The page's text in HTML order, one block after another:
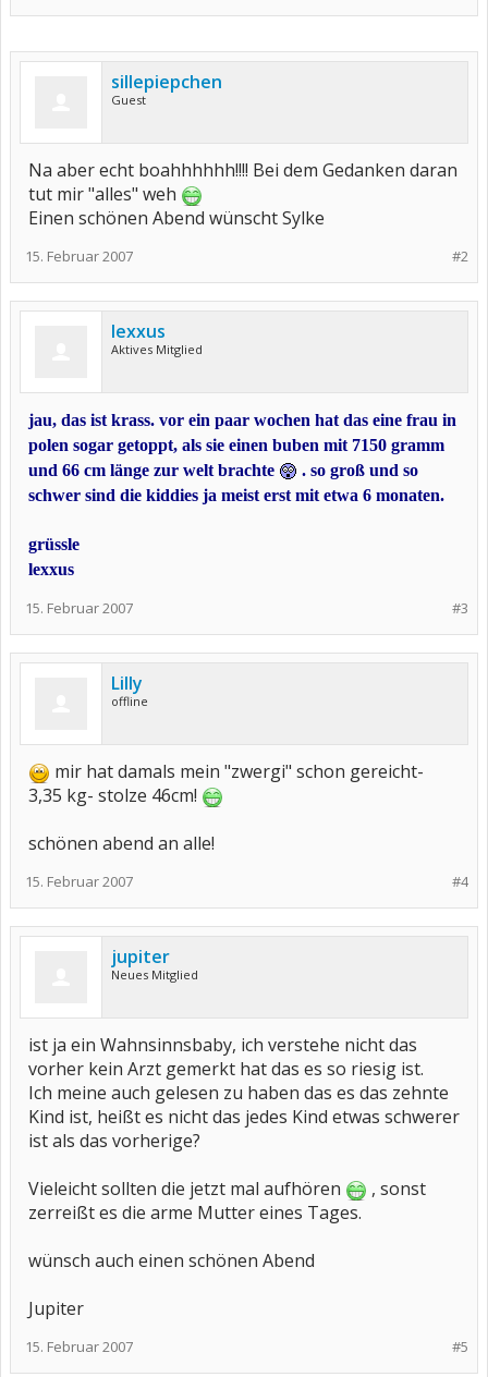
sillepiepchen
Guest
Na aber echt boahhhhhh!!!! Bei dem Gedanken daran
tut mir "alles" weh
Einen schönen Abend wünscht Sylke
#2
15. Februar 2007
lexxus
Aktives Mitglied
jau, das ist krass. vor ein paar wochen hat das eine frau in
polen sogar getoppt, als sie einen buben mit 7150 gramm
und 66 cm länge zur welt brachte
. so groß und so
schwer sind die kiddies ja meist erst mit etwa 6 monaten.
grüssle
lexxus
#3
15. Februar 2007
Lilly
offline
mir hat damals mein "zwergi" schon gereicht-
3,35 kg- stolze 46cm!
schönen abend an alle!
#4
15. Februar 2007
jupiter
Neues Mitglied
ist ja ein Wahnsinnsbaby, ich verstehe nicht das
vorher kein Arzt gemerkt hat das es so riesig ist.
Ich meine auch gelesen zu haben das es das zehnte
Kind ist, heißt es nicht das jedes Kind etwas schwerer
ist als das vorherige?
Vieleicht sollten die jetzt mal aufhören
, sonst
zerreißt es die arme Mutter eines Tages.
wünsch auch einen schönen Abend
Jupiter
#5
15. Februar 2007